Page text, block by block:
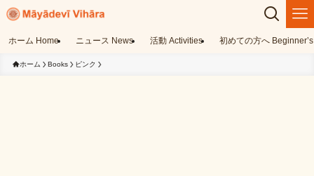
ホーム Home ニュース News 活動 Activities 初めての方へ
ホーム Books ピンク